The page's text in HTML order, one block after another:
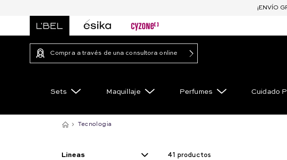
Compra a través de una consultora online
Sets Maquillaje Perfumes Cuidado
¡ENVÍO
Tecnologia
Lineas 41 productos